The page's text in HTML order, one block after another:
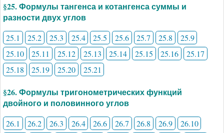
§25. Формулы тангенса и котангенса суммы и
разности двух углов
25.1 25.2 25.3 25.4 25.5 25.6 25.7 25.8
25.9
25.10
25.11 25.12 25.13 25.14 25.15 25.16
25.17
25.18
25.19 25.20 25.21
§26. Формулы тригонометрических функций
двойного и половинного углов
26.1 26.2 26.3 26.4 26.6 26.7 26.8 26.9
26.10